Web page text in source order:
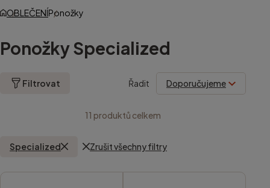
OBLEČENÍPonožky
Ponožky Specialized
Filtrovat Řadit
11 produktů celkem
Specialized Zrušit všechny filtry